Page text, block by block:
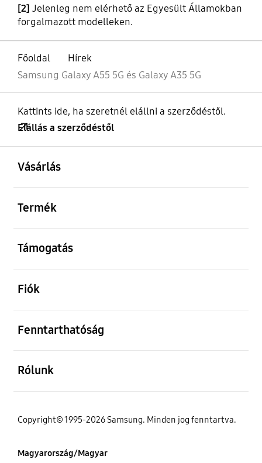
[2] Jelenleg nem elérhető az Egyesült Államokban
forgalmazott modelleken.
Főoldal
Hírek
Samsung Galaxy A55 5G és Galaxy A35 5G
Kattints ide, ha szeretnél elállni a szerződéstől.
Elállás a szerződéstől
Vásárlás
Termék
Támogatás
Fiók
Fenntarthatóság
Rólunk
Copyright© 1995-2026 Samsung. Minden jog fenntartva.
Magyarország/Magyar